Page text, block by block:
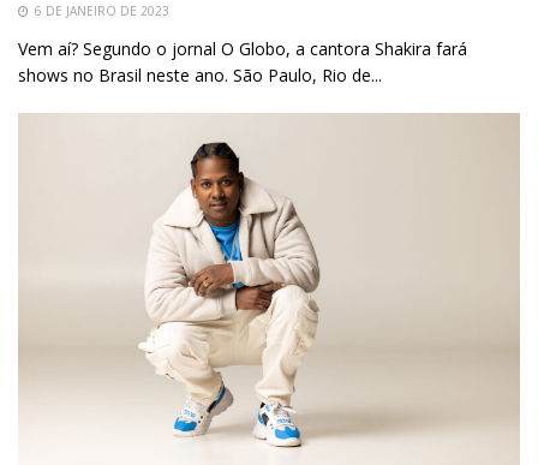
6 DE JANEIRO DE 2023
Vem aí? Segundo o jornal O Globo, a cantora Shakira fará
shows no Brasil neste ano. São Paulo, Rio de...